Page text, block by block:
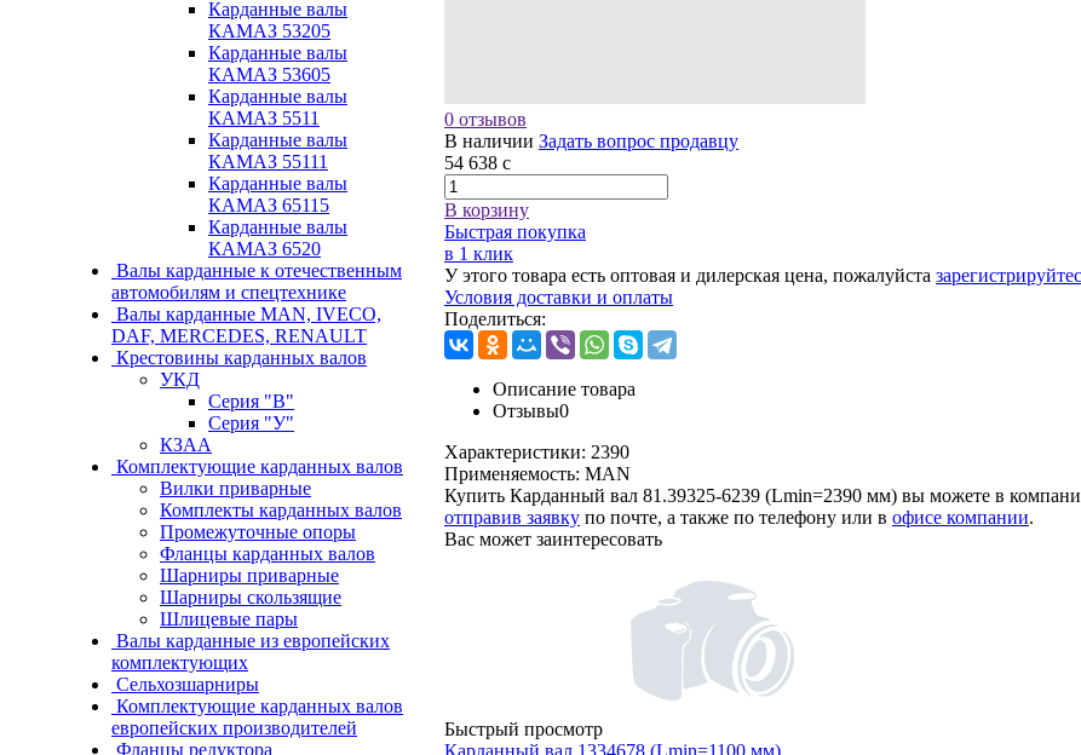
Карданные валы
КАМАЗ 53205
Карданные валы
КАМАЗ 53605
Карданные валы
КАМАЗ 5511
Карданные валы
КАМАЗ 55111
Карданные валы
КАМАЗ 65115
Карданные валы
КАМАЗ 6520
Валы карданные к отечественным
автомобилям и спецтехнике
Валы карданные MAN, IVECO,
DAF, MERCEDES, RENAULT
Крестовины карданных валов
УКД
Серия "В"
Серия "У"
КЗАА
Комплектующие карданных валов
Вилки приварные
Комплекты карданных валов
Промежуточные опоры
Фланцы карданных валов
Шарниры приварные
Шарниры скользящие
Шлицевые пары
Валы карданные из европейских
комплектующих
Сельхозшарниры
Комплектующие карданных валов
европейских производителей
Фланцы редуктора
0 отзывов
В наличии Задать вопрос продавцу
54 638 c
В корзину
Быстрая покупка
в 1 клик
У этого товара есть оптовая и дилерская цена, пожалуйста
Условия доставки и оплаты
Поделиться:
Описание товара
Отзывы0
Характеристики: 2390
Применяемость: MAN
Купить Карданный вал 81.39325-6239 (Lmin=2390 мм) вы можете в
отправив заявку по почте, а также по телефону или в офисе компании.
Вас может заинтересовать
Быстрый просмотр